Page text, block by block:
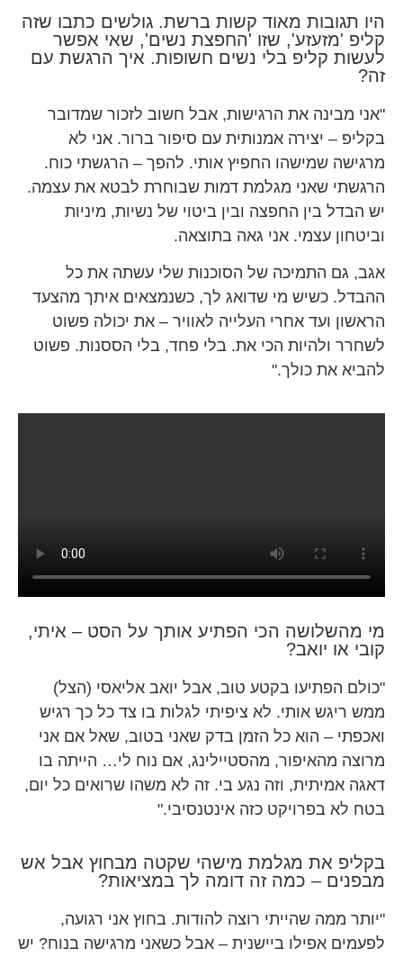
היו תגובות מאוד קשות ברשת. גולשים כתבו שזה
קליפ 'מזעזע', שזו 'החפצת נשים', שאי אפשר
לעשות קליפ בלי נשים חשופות. איך הרגשת עם
זה?
"אני מבינה את הרגישות, אבל חשוב לזכור שמדובר
בקליפ – יצירה אמנותית עם סיפור ברור. אני לא
מרגישה שמישהו החפיץ אותי. להפך – הרגשתי כוח.
הרגשתי שאני מגלמת דמות שבוחרת לבטא את עצמה.
יש הבדל בין החפצה ובין ביטוי של נשיות, מיניות
וביטחון עצמי. אני גאה בתוצאה.
אגב, גם התמיכה של הסוכנות שלי עשתה את כל
ההבדל. כשיש מי שדואג לך, כשנמצאים איתך מהצעד
הראשון ועד אחרי העלייה לאוויר – את יכולה פשוט
לשחרר ולהיות הכי את. בלי פחד, בלי הססנות. פשוט
להביא את כולך."
מי מהשלושה הכי הפתיע אותך על הסט – איתי,
קובי או יואב?
"כולם הפתיעו בקטע טוב, אבל יואב אליאסי (הצל)
ממש ריגש אותי. לא ציפיתי לגלות בו צד כל כך רגיש
ואכפתי – הוא כל הזמן בדק שאני בטוב, שאל אם אני
מרוצה מהאיפור, מהסטיילינג, אם נוח לי… הייתה בו
דאגה אמיתית, וזה נגע בי. זה לא משהו שרואים כל יום,
בטח לא בפרויקט כזה אינטנסיבי."
בקליפ את מגלמת מישהי שקטה מבחוץ אבל אש
מבפנים – כמה זה דומה לך במציאות?
"יותר ממה שהייתי רוצה להודות. בחוץ אני רגועה,
לפעמים אפילו ביישנית – אבל כשאני מרגישה בנוח? יש